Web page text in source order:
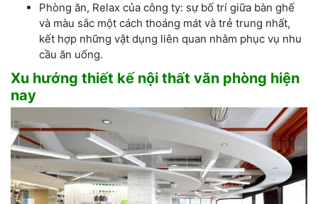
Phòng ăn, Relax của công ty: sự bố trí giữa bàn ghế
và màu sắc một cách thoáng mát và trẻ trung nhất,
kết hợp những vật dụng liên quan nhằm phục vụ nhu
cầu ăn uống.
Xu hướng thiết kế nội thất văn phòng hiện
nay